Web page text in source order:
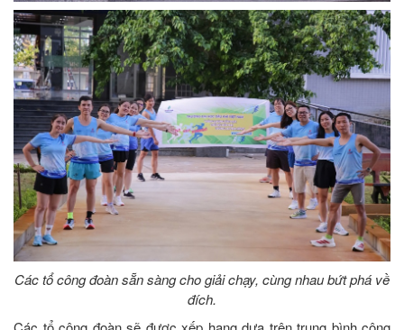
Các tổ công đoàn sẵn sàng cho giải chạy, cùng nhau bứt phá về
đích.